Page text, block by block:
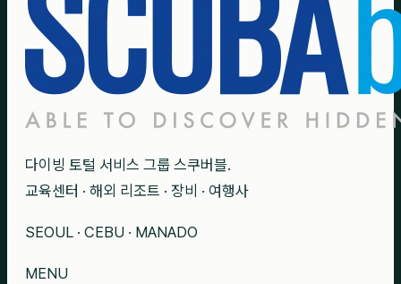
다이빙 토털 서비스 그룹 스쿠버블.
교육센터 · 해외 리조트 · 장비 · 여행사
SEOUL · CEBU · MANADO
MENU